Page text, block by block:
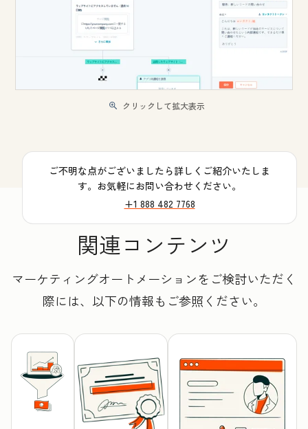
クリックして拡大表示
ご不明な点がございましたら詳しくご紹介いたしま
す。お気軽にお問い合わせください。
+1 888 482 7768
関連コンテンツ
マーケティングオートメーションをご検討いただく
際には、以下の情報もご参照ください。